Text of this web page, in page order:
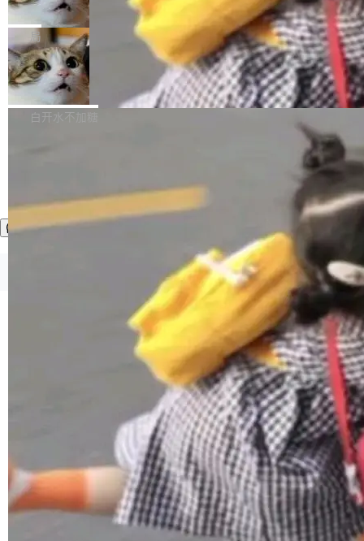
里日夜不停地"烧钱"。 复盘显示，...
ding in silos"——各自为战，互不通气。 这个判
断从他嘴里说出来分量不同。Hugging Face 是
全球最大的开源 AI 平台，上面跑着上百万个模
型。谁在开源赛道上领先，...
家居控制、家庭实验室，都算稀奇事。 Crawsh
aw 是 Shelley 的作者，一个开源 AI coding age
nt。他最近在博客上写了一篇文章，核心论点很
简单：开发者工具必须开源。 理由不是传统的自
由软件情怀，而是一个跟 AI agent 直接相关的
技术判断。 两行 prompt 就能个性化任何软件 C
网最大规模开源 Agent 路演现场诞生
一条内测招募帖，发出去的时候大概没人想到它
会变成一场开源 Agent 生态的路演。 8月1日，
DeepSeek Harness 团队负责人崔添翼（tiany
i）在 X 上发帖： 「如果你是 Agent Harness 相
关开源项目的开发者，希望参加 DeepSeek Har
ness 的内测，可以回复或私信联系我。请附上
Harness 负责把能力落到真实环境中——调用工
具、读写文件、管理上下文、处理错误、完成闭
环。崔添翼招人的标...
局
商汤 SenseNova U1.5-Lite-Preview
开源
商汤科技宣布面向社区开源轻量级统一多模态模
型的预览版本 SenseNova U1.5-Lite-Preview。
理解、推理、生成与编辑，还仅以 8B-MoT 的轻
量大小，将能力推进到4K、更精细的真实质感、
更复杂的视觉控制和可持续迭代编辑。 相比 U
1，U1.5-Lite-Preview 在以下方向上带来了显著
提升： 原生支持4K图像生成； 更精细的局部纹
理、细节与真实世界质感； 更准确的中英文文字
生成与复杂版式组织； 更稳定的图...
白开水不加糖
©OSCHINA(OSChina.NET) 京ICP备2025119063号